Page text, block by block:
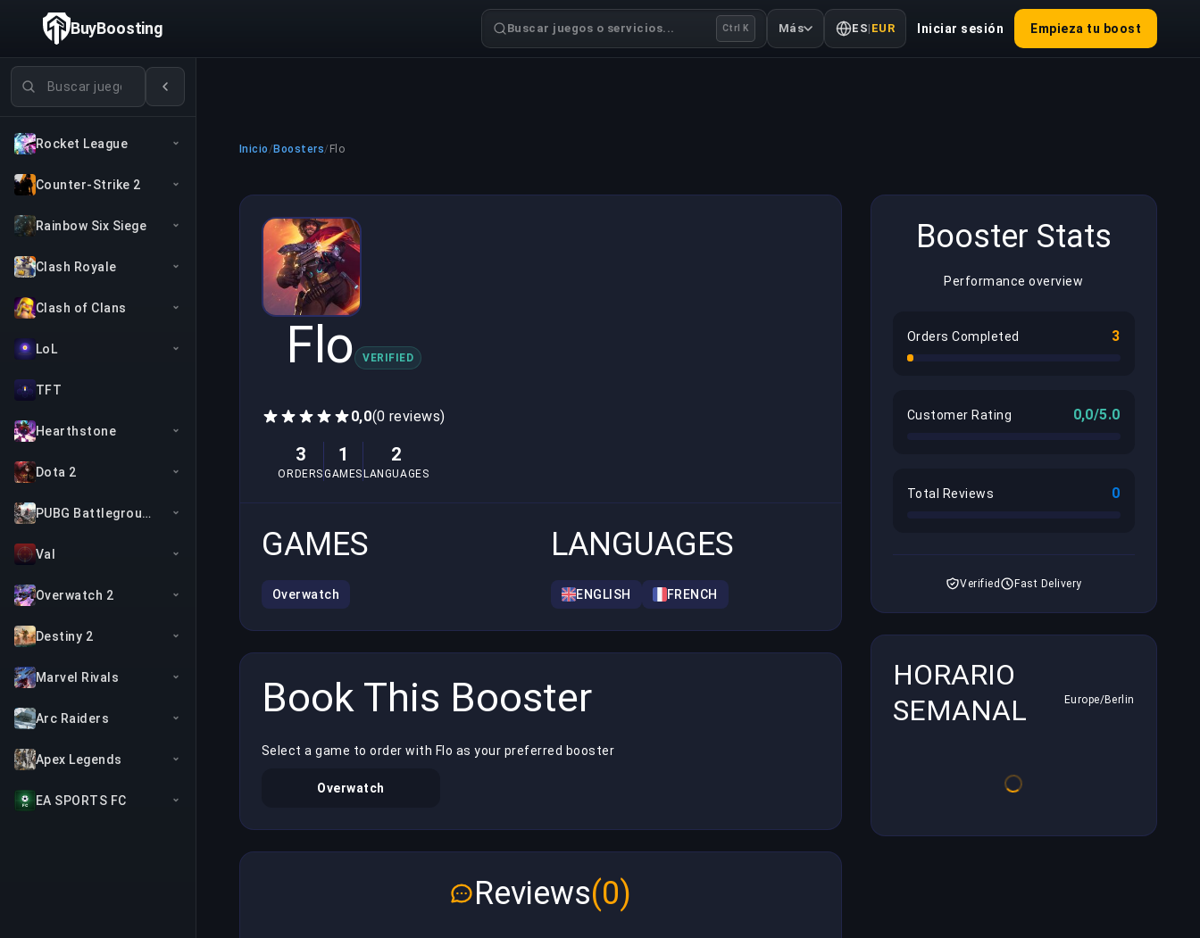
Buscar juegos
Rocket League
Counter-Strike 2
Rainbow Six Siege
Clash Royale
Clash of Clans
LoL
TFT
Hearthstone
Dota 2
PUBG Battlegrounds
Val
Overwatch 2
Destiny 2
Marvel Rivals
Arc Raiders
Apex Legends
EA SPORTS FC
BuyBoosting Buscar juegos o servicios... Ctrl K Más ES| EUR Iniciar sesión Empieza tu boost
Inicio/ Boosters/ Flo
Flo VERIFIED
0,0(0 reviews)
3
ORDERS
1
GAMES
2
LANGUAGES
GAMES
Overwatch
LANGUAGES
ENGLISH FRENCH
Book This Booster
Select a game to order with Flo as your preferred booster
Overwatch
Reviews(0)
Booster Stats
Performance overview
Orders Completed 3
Customer Rating 0,0/5.0
Total Reviews 0
Verified Fast Delivery
HORARIO
SEMANAL
Europe/Berlin